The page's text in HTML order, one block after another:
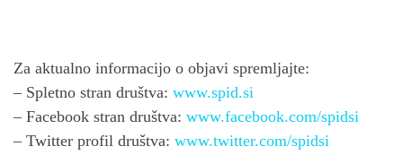
Za aktualno informacijo o objavi spremljajte:
– Spletno stran društva: www.spid.si
– Facebook stran društva: www.facebook.com/spidsi
– Twitter profil društva: www.twitter.com/spidsi